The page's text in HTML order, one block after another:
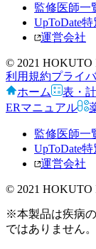
監修医師一
UpToDate特
運営会社
© 2021 HOKUTO
利用規約プライ
ホーム
表・
ERマニュアル
監修医師一
UpToDate特
運営会社
© 2021 HOKUTO
※本製品は疾病
ではありません。